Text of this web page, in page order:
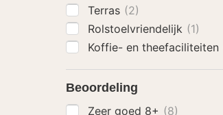
Terras (2)
Rolstoelvriendelijk (1)
Koffie- en theefaciliteiten
Beoordeling
Zeer goed 8+ (8)